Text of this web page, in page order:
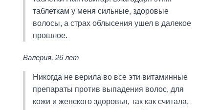
таблеткам у меня сильные, здоровые
волосы, а страх облысения ушел в далекое
прошлое.
Валерия, 26 лет
Никогда не верила во все эти витаминные
препараты против выпадения волос, для
кожи и женского здоровья, так как считала,